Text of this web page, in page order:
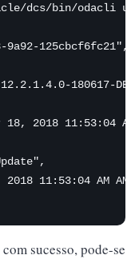
dcs/bin/odacli
9a92-125cbcf6fc21",
180617-
18, 2018 11:53:04
2018 11:53:04 AM
sucesso, pode-se